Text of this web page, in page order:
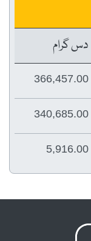
دس گرام
366,457.00
340,685.00
5,916.00